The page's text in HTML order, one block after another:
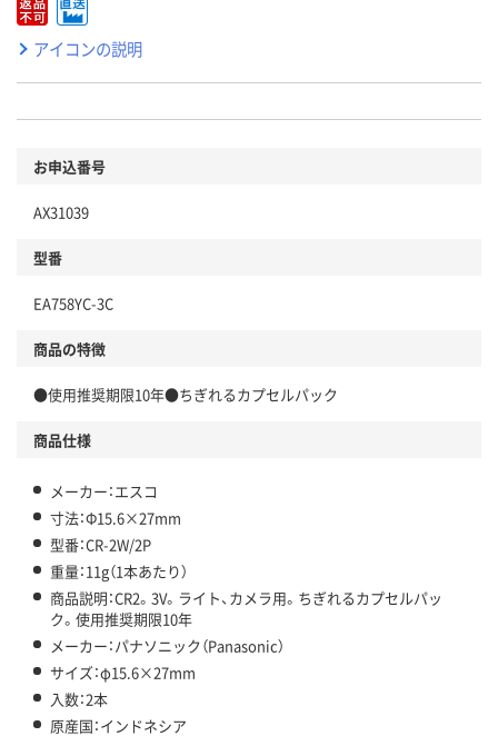
アイコンの説明
お申込番号
AX31039
型番
EA758YC-3C
商品の特徴
●使用推奨期限10年●ちぎれるカプセルパック
商品仕様
メーカー：エスコ
寸法：Φ15.6×27mm
型番：CR-2W/2P
重量：11g（1本あたり）
商品説明：CR2。3V。ライト、カメラ用。ちぎれるカプセルパッ
ク。使用推奨期限10年
メーカー：パナソニック（Panasonic）
サイズ：φ15.6×27mm
入数：2本
原産国：インドネシア